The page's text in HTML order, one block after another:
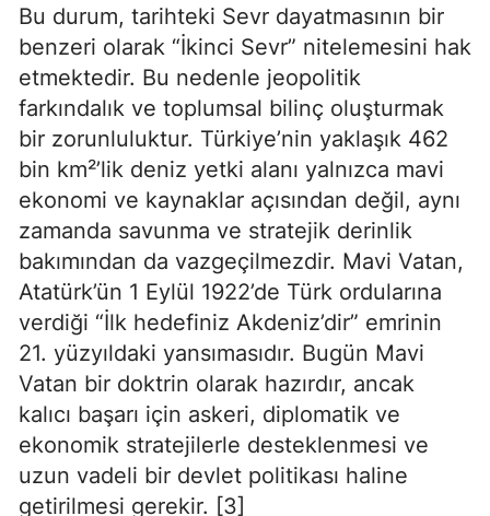
Bu durum, tarihteki Sevr dayatmasının bir
benzeri olarak “İkinci Sevr” nitelemesini hak
etmektedir. Bu nedenle jeopolitik
farkındalık ve toplumsal bilinç oluşturmak
bir zorunluluktur. Türkiye’nin yaklaşık 462
bin km²’lik deniz yetki alanı yalnızca mavi
ekonomi ve kaynaklar açısından değil, aynı
zamanda savunma ve stratejik derinlik
bakımından da vazgeçilmezdir. Mavi Vatan,
Atatürk’ün 1 Eylül 1922’de Türk ordularına
verdiği “İlk hedefiniz Akdeniz’dir” emrinin
21. yüzyıldaki yansımasıdır. Bugün Mavi
Vatan bir doktrin olarak hazırdır, ancak
kalıcı başarı için askeri, diplomatik ve
ekonomik stratejilerle desteklenmesi ve
uzun vadeli bir devlet politikası haline
getirilmesi gerekir. [3]